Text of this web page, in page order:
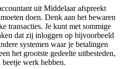
uit Middelaar afspreekt
doen. Denk aan het bewaren
transacties. Je kunt met sommige
dat zij inloggen op bijvoorbeeld
systemen waar je betalingen
het grootste gedeelte uitbesteden,
werk hebben.